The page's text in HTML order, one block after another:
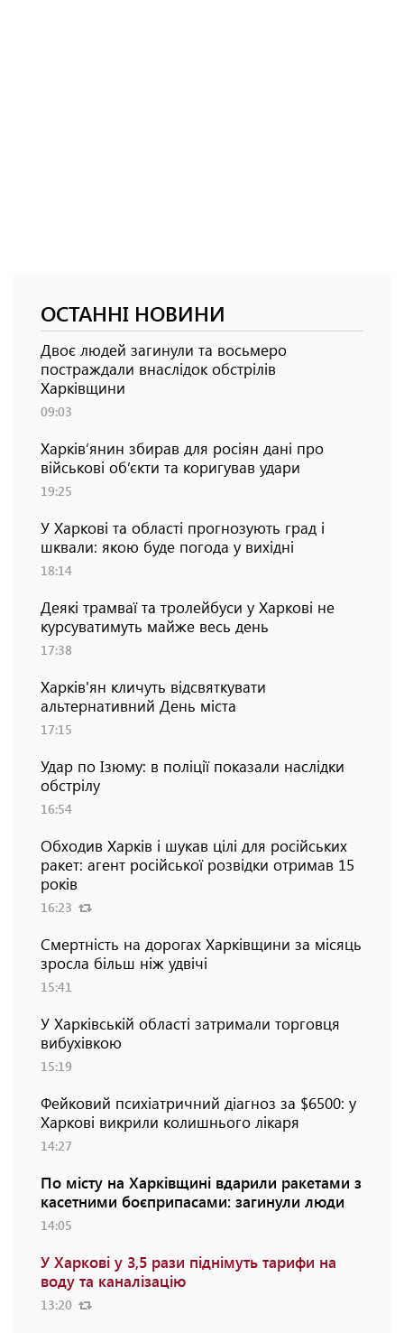
ОСТАННІ НОВИНИ
Двоє людей загинули та восьмеро
постраждали внаслідок обстрілів
Харківщини
09:03
Харків’янин збирав для росіян дані про
військові об’єкти та коригував удари
19:25
У Харкові та області прогнозують град і
шквали: якою буде погода у вихідні
18:14
Деякі трамваї та тролейбуси у Харкові не
курсуватимуть майже весь день
17:38
Харків'ян кличуть відсвяткувати
альтернативний День міста
17:15
Удар по Ізюму: в поліції показали наслідки
обстрілу
16:54
Обходив Харків і шукав цілі для російських
ракет: агент російської розвідки отримав 15
років
16:23
Смертність на дорогах Харківщини за місяць
зросла більш ніж удвічі
15:41
У Харківській області затримали торговця
вибухівкою
15:19
Фейковий психіатричний діагноз за $6500: у
Харкові викрили колишнього лікаря
14:27
По місту на Харківщині вдарили ракетами з
касетними боєприпасами: загинули люди
14:05
У Харкові у 3,5 рази піднімуть тарифи на
воду та каналізацію
13:20